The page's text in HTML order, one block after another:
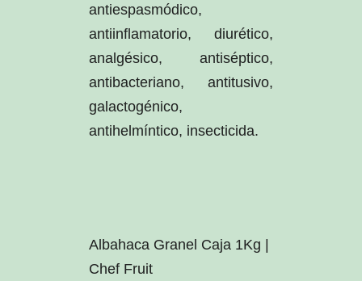
antiespasmódico,
antiinflamatorio, diurético,
analgésico, antiséptico,
antibacteriano, antitusivo,
galactogénico,
antihelmíntico, insecticida.
Albahaca Granel Caja 1Kg |
Chef Fruit